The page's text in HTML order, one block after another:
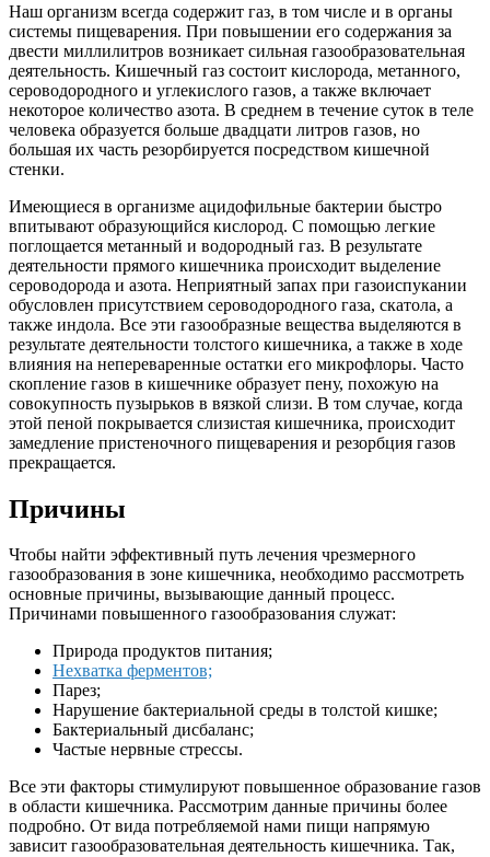
Наш организм всегда содержит газ, в том числе и в органы
системы пищеварения. При повышении его содержания за
двести миллилитров возникает сильная газообразовательная
деятельность. Кишечный газ состоит кислорода, метанного,
сероводородного и углекислого газов, а также включает
некоторое количество азота. В среднем в течение суток в теле
человека образуется больше двадцати литров газов, но
большая их часть резорбируется посредством кишечной
стенки.
Имеющиеся в организме ацидофильные бактерии быстро
впитывают образующийся кислород. С помощью легкие
поглощается метанный и водородный газ. В результате
деятельности прямого кишечника происходит выделение
сероводорода и азота. Неприятный запах при газоиспукании
обусловлен присутствием сероводородного газа, скатола, а
также индола. Все эти газообразные вещества выделяются в
результате деятельности толстого кишечника, а также в ходе
влияния на непереваренные остатки его микрофлоры. Часто
скопление газов в кишечнике образует пену, похожую на
совокупность пузырьков в вязкой слизи. В том случае, когда
этой пеной покрывается слизистая кишечника, происходит
замедление пристеночного пищеварения и резорбция газов
прекращается.
Причины
Чтобы найти эффективный путь лечения чрезмерного
газообразования в зоне кишечника, необходимо рассмотреть
основные причины, вызывающие данный процесс.
Причинами повышенного газообразования служат:
Природа продуктов питания;
Нехватка ферментов;
Парез;
Нарушение бактериальной среды в толстой кишке;
Бактериальный дисбаланс;
Частые нервные стрессы.
Все эти факторы стимулируют повышенное образование газов
в области кишечника. Рассмотрим данные причины более
подробно. От вида потребляемой нами пищи напрямую
зависит газообразовательная деятельность кишечника. Так,